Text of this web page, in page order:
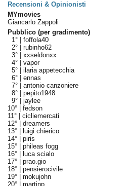
Recensioni & Opinionisti
MYmovies
Giancarlo Zappoli
Pubblico (per gradimento)
1° | foffola40
2° | rubinho62
3° | xxseldonxx
4° | vapor
5° | ilaria appetecchia
6° | ennas
7° | antonio canzoniere
8° | pepito1948
9° | jaylee
10° | fedson
11° | cicliemercati
12° | dreamers
13° |
luigi chierico
14° | piris
15° | phileas fogg
16° |
luca scialo
17° | prao.gio
18° | pensierocivile
19° | mokujohn
20° | martinp